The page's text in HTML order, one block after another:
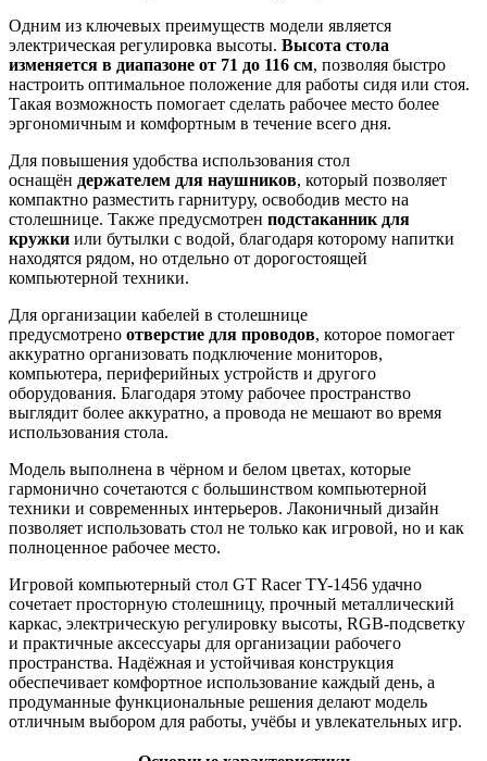
Одним из ключевых преимуществ модели является
электрическая регулировка высоты. Высота стола
изменяется в диапазоне от 71 до 116 см, позволяя быстро
настроить оптимальное положение для работы сидя или стоя.
Такая возможность помогает сделать рабочее место более
эргономичным и комфортным в течение всего дня.
Для повышения удобства использования стол
оснащён держателем для наушников, который позволяет
компактно разместить гарнитуру, освободив место на
столешнице. Также предусмотрен подстаканник для
кружки или бутылки с водой, благодаря которому напитки
находятся рядом, но отдельно от дорогостоящей
компьютерной техники.
Для организации кабелей в столешнице
предусмотрено отверстие для проводов, которое помогает
аккуратно организовать подключение мониторов,
компьютера, периферийных устройств и другого
оборудования. Благодаря этому рабочее пространство
выглядит более аккуратно, а провода не мешают во время
использования стола.
Модель выполнена в чёрном и белом цветах, которые
гармонично сочетаются с большинством компьютерной
техники и современных интерьеров. Лаконичный дизайн
позволяет использовать стол не только как игровой, но и как
полноценное рабочее место.
Игровой компьютерный стол GT Racer TY-1456 удачно
сочетает просторную столешницу, прочный металлический
каркас, электрическую регулировку высоты, RGB-подсветку
и практичные аксессуары для организации рабочего
пространства. Надёжная и устойчивая конструкция
обеспечивает комфортное использование каждый день, а
продуманные функциональные решения делают модель
отличным выбором для работы, учёбы и увлекательных игр.